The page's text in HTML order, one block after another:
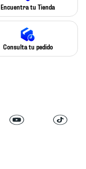
Encuentra tu Tienda
Consulta tu pedido